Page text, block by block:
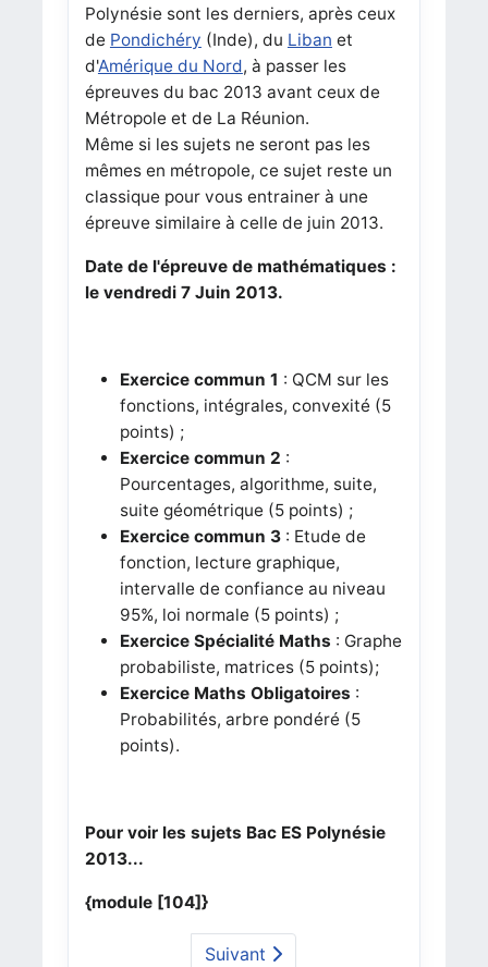
Polynésie sont les derniers, après ceux
de Pondichéry (Inde), du Liban et
d'Amérique du Nord, à passer les
épreuves du bac 2013 avant ceux de
Métropole et de La Réunion.
Même si les sujets ne seront pas les
mêmes en métropole, ce sujet reste un
classique pour vous entrainer à une
épreuve similaire à celle de juin 2013.
Date de l'épreuve de mathématiques :
le vendredi 7 Juin 2013.
Exercice commun 1 : QCM sur les
fonctions, intégrales, convexité (5
points) ;
Exercice commun 2 :
Pourcentages, algorithme, suite,
suite géométrique (5 points) ;
Exercice commun 3: Etude de
fonction, lecture graphique,
intervalle de confiance au niveau
95%, loi normale (5 points) ;
Exercice Spécialité Maths : Graphe
probabiliste, matrices (5 points);
Exercice Maths Obligatoires :
Probabilités, arbre pondéré (5
points).
Pour voir les sujets Bac ES Polynésie
2013...
{module [104]}
Suivant